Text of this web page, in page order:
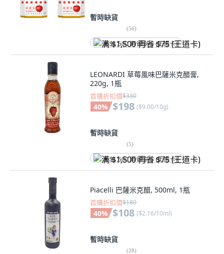
暫時缺貨
(56)
满 $1,500 再省 $75 (王道卡)
LEONARDI 草莓風味巴薩米克醋膏,
220g, 1瓶
首購折扣價$330
40% $198 ($9.00/10g)
暫時缺貨
(5)
满 $1,500 再省 $75 (王道卡)
Piacelli 巴薩米克醋, 500ml, 1瓶
首購折扣價$180
40% $108 ($2.16/10ml)
暫時缺貨
(28)